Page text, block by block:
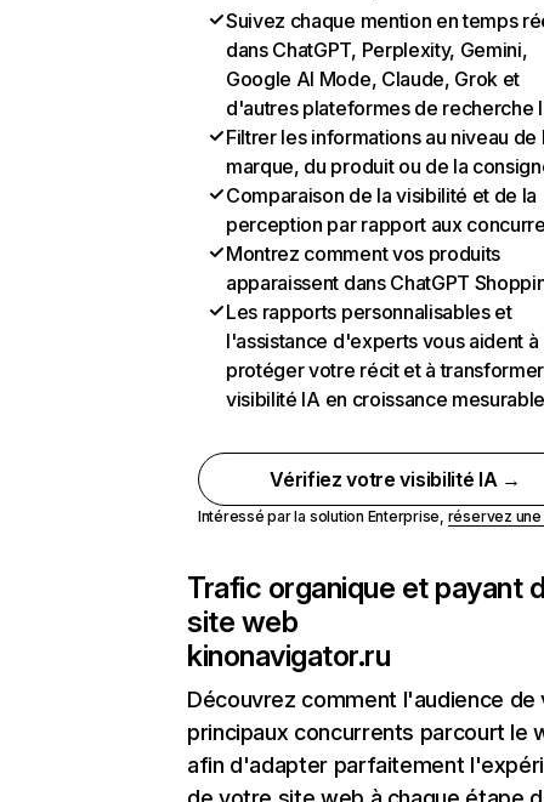
Suivez chaque mention en temps
dans ChatGPT, Perplexity, Gemini,
Google AI Mode, Claude, Grok et
d'autres plateformes de recherche
Filtrer les informations au niveau de
marque, du produit ou de la
Comparaison de la visibilité et de la
perception par rapport aux
Montrez comment vos produits
apparaissent dans ChatGPT
Les rapports personnalisables et
l'assistance d'experts vous aident à
protéger votre récit et à
visibilité IA en croissance
Vérifiez votre visibilité IA →
Intéressé par la solution Enterprise, réservez
Trafic organique et payant
site web
kinonavigator.ru
Découvrez comment l'audience de
principaux concurrents parcourt le
afin d'adapter parfaitement